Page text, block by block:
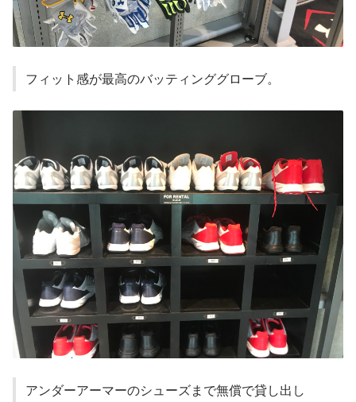
フィット感が最高のバッティンググローブ。
アンダーアーマーのシューズまで無償で貸し出し